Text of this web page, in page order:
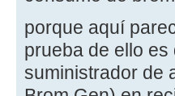
porque aquí
prueba de ello
suministrador de